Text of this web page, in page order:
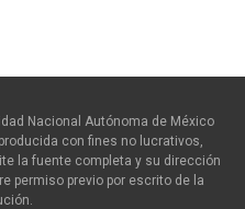
Nacional Autónoma de México
con fines no lucrativos,
la fuente completa y su dirección
permiso previo por escrito de la